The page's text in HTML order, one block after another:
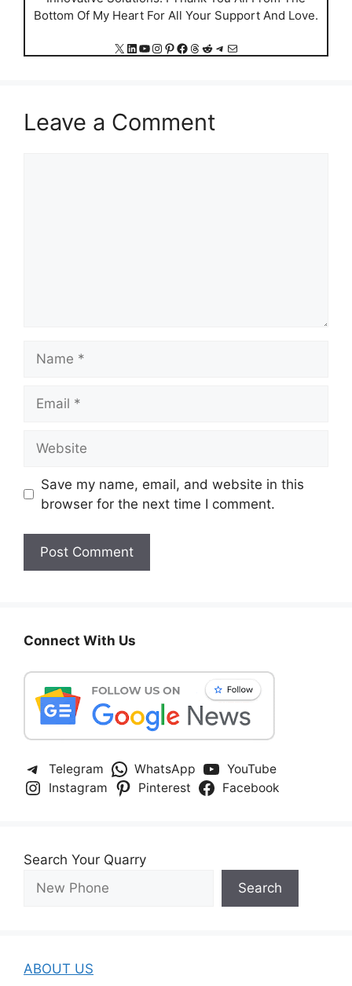
Bottom Of My Heart For All Your Support And Love.
X LinkedIn YouTube Instagram Pinterest Facebook Threads Reddit Telegram Mail
Leave a Comment
Save my name, email, and website in this
browser for the next time I comment.
Connect With Us
Telegram WhatsApp
YouTube
Instagram
Pinterest Facebook
Search Your Quarry
Search
ABOUT US